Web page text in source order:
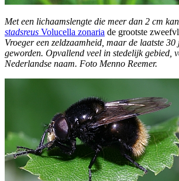
Met een lichaamslengte die meer dan 2 cm
stadsreus Volucella zonaria de grootste
Vroeger een zeldzaamheid, maar de laatste
geworden. Opvallend veel in stedelijk gebied,
Nederlandse naam. Foto Menno Reemer.